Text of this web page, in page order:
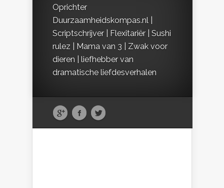
Oprichter
Duurzaamheidskompas.nl |
Scriptschrijver | Flexitariër | Sushi
rulez | Mama van 3 | Zwak voor
dieren | liefhebber van
dramatische liefdesverhalen